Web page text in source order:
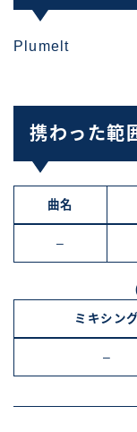
Plumelt
携わった範
曲名
–
ミキシング
–